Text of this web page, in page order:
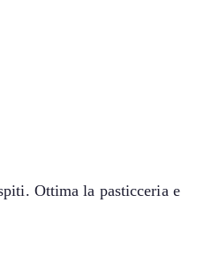
Ottima la pasticceria e